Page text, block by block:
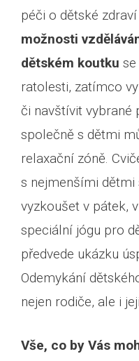
péči o dětské
možnosti
dětském koutku
ratolesti, zatímco
či navštívit vybrané
společně s dětmi
relaxační zóně.
s nejmenšími
vyzkoušet v pátek,
speciální jógu pro
předvede ukázku
Odemykání
nejen rodiče, ale i
Vše, co by Vás